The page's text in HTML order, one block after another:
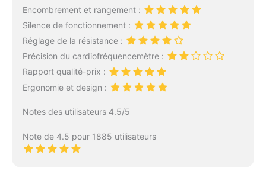
Encombrement et rangement :
Silence de fonctionnement :
Réglage de la résistance :
Précision du cardiofréquencemètre :
Rapport qualité-prix :
Ergonomie et design :
Notes des utilisateurs 4.5/5
Note de 4.5 pour 1885 utilisateurs